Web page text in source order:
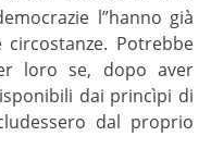
l”hanno già
Potrebbe
loro se, dopo aver
dai princìpi di
dal proprio